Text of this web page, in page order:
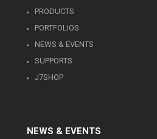
PRODUCTS
PORTFOLIOS
NEWS & EVENTS
SUPPORTS
J7SHOP
NEWS & EVENTS